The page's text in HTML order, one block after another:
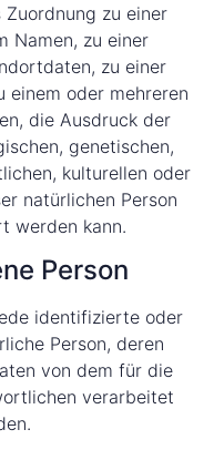
zu einer
Namen, zu einer
zu einer
einem oder mehreren
die Ausdruck der
genetischen,
kulturellen oder
natürlichen Person
werden kann.
Person
identifizierte oder
Person, deren
von dem für die
verarbeitet